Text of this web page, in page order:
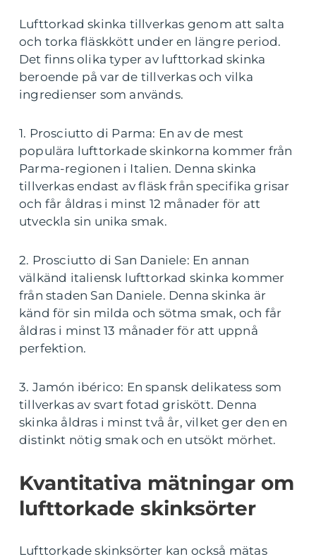
Lufttorkad skinka tillverkas genom att salta
och torka fläskkött under en längre period.
Det finns olika typer av lufttorkad skinka
beroende på var de tillverkas och vilka
ingredienser som används.
1. Prosciutto di Parma: En av de mest
populära lufttorkade skinkorna kommer från
Parma-regionen i Italien. Denna skinka
tillverkas endast av fläsk från specifika grisar
och får åldras i minst 12 månader för att
utveckla sin unika smak.
2. Prosciutto di San Daniele: En annan
välkänd italiensk lufttorkad skinka kommer
från staden San Daniele. Denna skinka är
känd för sin milda och sötma smak, och får
åldras i minst 13 månader för att uppnå
perfektion.
3. Jamón ibérico: En spansk delikatess som
tillverkas av svart fotad griskött. Denna
skinka åldras i minst två år, vilket ger den en
distinkt nötig smak och en utsökt mörhet.
Kvantitativa mätningar om
lufttorkade skinksörter
Lufttorkade skinksörter kan också mätas